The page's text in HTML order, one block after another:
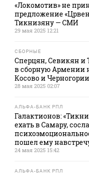
«Локомотив» не
предложение
Тикнизяну — СМИ
29 мая 2025 12:21
СБОРНЫЕ
Сперцян, Севикян
в сборную Армении
Косово и Черногории
28 мая 2025 02:07
АЛЬФА-БАНК РПЛ
Галактионов:
ехать в Самару,
пошел ему
24 мая 2025 15:42
АЛЬФА-БАНК РПЛ